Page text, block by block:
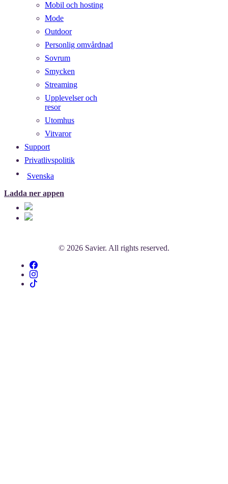
Mobil och hosting
Mode
Outdoor
Personlig omvårdnad
Sovrum
Smycken
Streaming
Upplevelser och
resor
Utomhus
Vitvaror
Support
Privatlivspolitik
Svenska
Ladda ner appen
© 2026 Savier. All rights reserved.